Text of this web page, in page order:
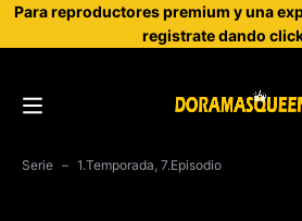
Para reproductores premium y una
registrate dando
Serie 1.Temporada, 7.Episodio